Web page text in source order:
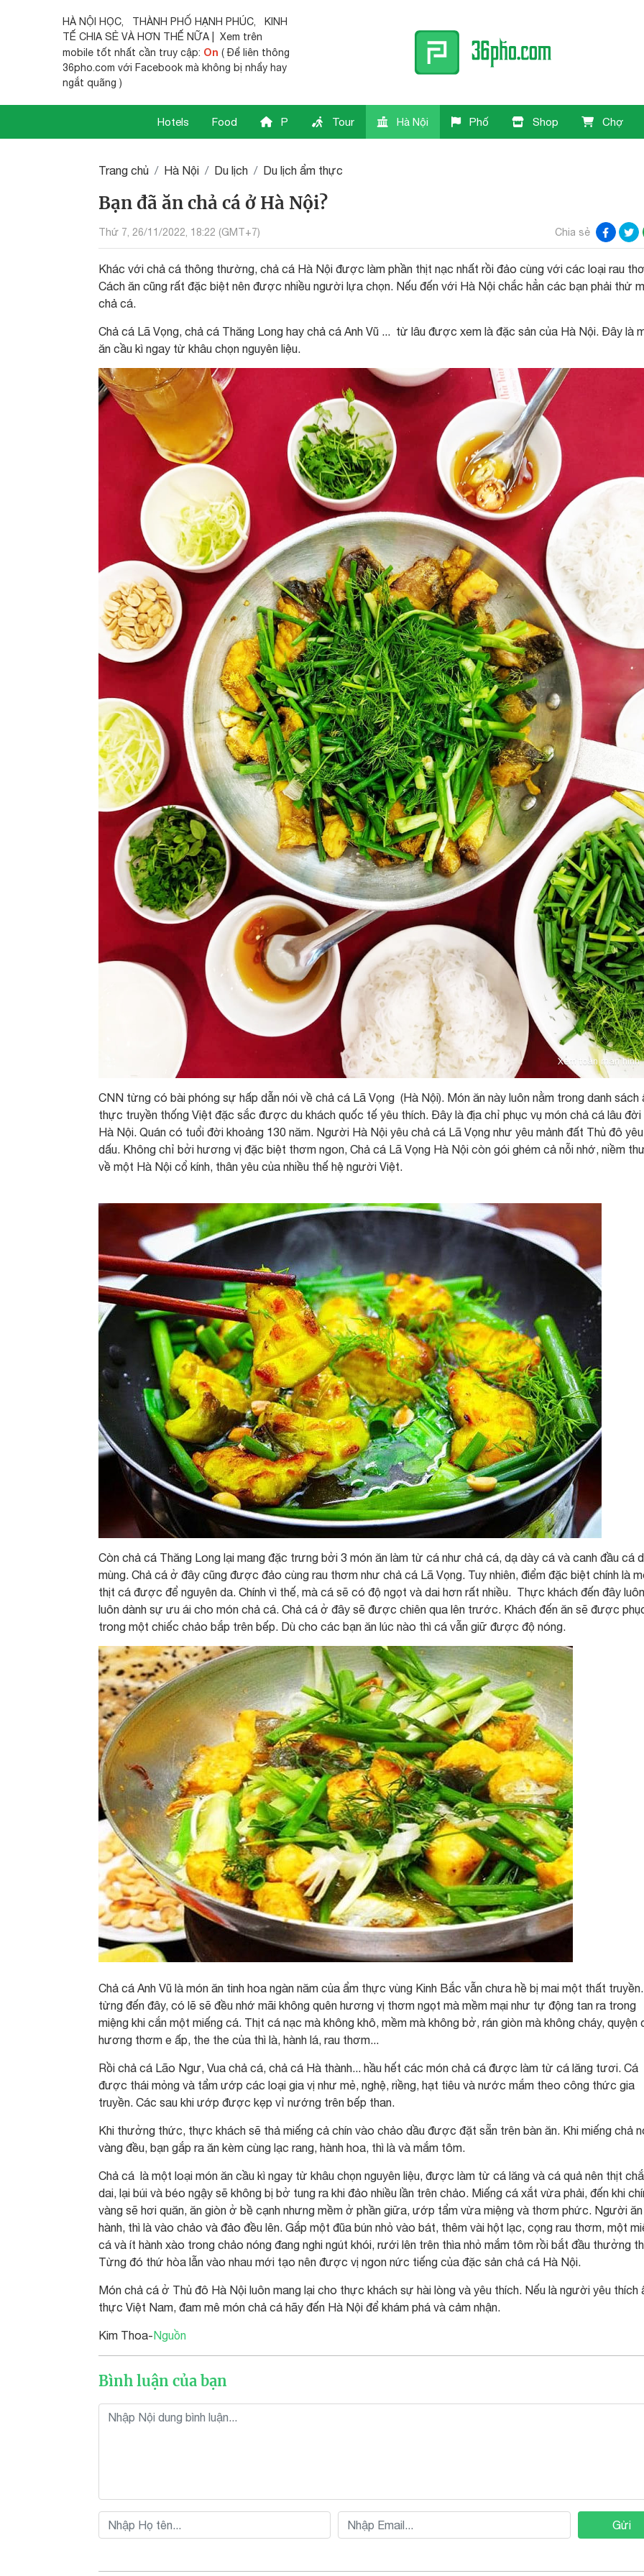
HÀ NỘI HỌC, THÀNH PHỐ HẠNH PHÚC,
KINH
TẾ CHIA SẺ VÀ HƠN THẾ NỮA | Xem trên
mobile tốt nhất cần truy cập: On ( Để liên thông
36pho.com với Facebook mà không bị nhẩy hay
ngắt quãng )
Hotels Food P Tour Hà Nội Phố Shop Chợ
Trang chủ Hà Nội Du lịch Du lịch ẩm thực
Bạn đã ăn chả cá ở Hà Nội?
Thứ 7, 26/11/2022, 18:22 (GMT+7) Chia sẻ
Khác với chả cá thông thường, chả cá Hà Nội được làm phần thịt nạc nhất rồi đảo cùng với các loại rau
Cách ăn cũng rất đặc biệt nên được nhiều người lựa chọn. Nếu đến với Hà Nội chắc hẳn các bạn phải thử
chả cá.
Chả cá Lã Vọng, chả cá Thăng Long hay chả cá Anh Vũ ... từ lâu được xem là đặc sản của Hà Nội. Đây là
ăn cầu kì ngay từ khâu chọn nguyên liệu.
Xem toàn màn hình
CNN từng có bài phóng sự hấp dẫn nói về chả cá Lã Vọng (Hà Nội). Món ăn này luôn nằm trong danh sách
thực truyền thống Việt đặc sắc được du khách quốc tế yêu thích. Đây là địa chỉ phục vụ món chả cá lâu
Hà Nội. Quán có tuổi đời khoảng 130 năm. Người Hà Nội yêu chả cá Lã Vọng như yêu mảnh đất Thủ đô yêu
dấu. Không chỉ bởi hương vị đặc biệt thơm ngon, Chả cá Lã Vọng Hà Nội còn gói ghém cả nỗi nhớ, niềm
về một Hà Nội cổ kính, thân yêu của nhiều thế hệ người Việt.
Còn chả cá Thăng Long lại mang đặc trưng bởi 3 món ăn làm từ cá như chả cá, dạ dày cá và canh đầu cá
mùng. Chả cá ở đây cũng được đảo cùng rau thơm như chả cá Lã Vọng. Tuy nhiên, điểm đặc biệt chính là
thịt cá được để nguyên da. Chính vì thế, mà cá sẽ có độ ngọt và dai hơn rất nhiều. Thực khách đến đây luôn
luôn dành sự ưu ái cho món chả cá. Chả cá ở đây sẽ được chiên qua lên trước. Khách đến ăn sẽ được
trong một chiếc chảo bắp trên bếp. Dù cho các bạn ăn lúc nào thì cá vẫn giữ được độ nóng.
Chả cá Anh Vũ là món ăn tinh hoa ngàn năm của ẩm thực vùng Kinh Bắc vẫn chưa hề bị mai một thất
từng đến đây, có lẽ sẽ đều nhớ mãi không quên hương vị thơm ngọt mà mềm mại như tự động tan ra trong
miệng khi cắn một miếng cá. Thịt cá nạc mà không khô, mềm mà không bở, rán giòn mà không cháy, quyện
hương thơm e ấp, the the của thì là, hành lá, rau thơm...
Rồi chả cá Lão Ngư, Vua chả cá, chả cá Hà thành... hầu hết các món chả cá được làm từ cá lăng tươi. Cá
được thái mỏng và tẩm ướp các loại gia vị như mẻ, nghệ, riềng, hạt tiêu và nước mắm theo công thức gia
truyền. Các sau khi ướp được kẹp vỉ nướng trên bếp than.
Khi thưởng thức, thực khách sẽ thả miếng cả chín vào chảo dầu được đặt sẵn trên bàn ăn. Khi miếng chả
vàng đều, bạn gắp ra ăn kèm cùng lạc rang, hành hoa, thì là và mắm tôm.
Chả cá là một loại món ăn cầu kì ngay từ khâu chọn nguyên liệu, được làm từ cá lăng và cá quả nên thịt
dai, lại búi và béo ngậy sẽ không bị bở tung ra khi đảo nhiều lần trên chảo. Miếng cá xắt vừa phải, đến khi
vàng sẽ hơi quăn, ăn giòn ở bề cạnh nhưng mềm ở phần giữa, ướp tẩm vừa miệng và thơm phức. Người
hành, thì là vào chảo và đảo đều lên. Gắp một đũa bún nhỏ vào bát, thêm vài hột lạc, cọng rau thơm, một
cá và ít hành xào trong chảo nóng đang nghi ngút khói, rưới lên trên thìa nhỏ mắm tôm rồi bắt đầu thưởng
Từng đó thứ hòa lẫn vào nhau mới tạo nên được vị ngon nức tiếng của đặc sản chả cá Hà Nội.
Món chả cá ở Thủ đô Hà Nội luôn mang lại cho thực khách sự hài lòng và yêu thích. Nếu là người yêu thích
thực Việt Nam, đam mê món chả cá hãy đến Hà Nội để khám phá và cảm nhận.
Kim Thoa-Nguồn
Bình luận của bạn
Gửi